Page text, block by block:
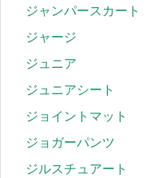
ジャンパースカート
ジャージ
ジュニア
ジュニアシート
ジョイントマット
ジョガーパンツ
ジルスチュアート